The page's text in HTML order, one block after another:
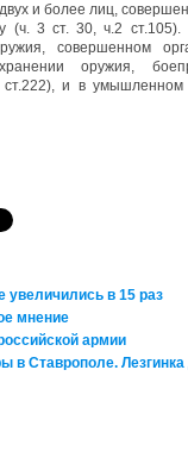
и более лиц,
(ч. 3 ст. 30, ч.2
совершенном
оружия,
ст.222), и в
увеличились в 15 раз
мнение
армии
в Ставрополе.